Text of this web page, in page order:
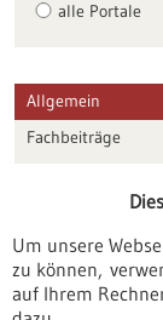
alle Portale
Allgemein
Fachbeiträge
Veranstaltungen
Um unsere
zu können,
auf Ihrem